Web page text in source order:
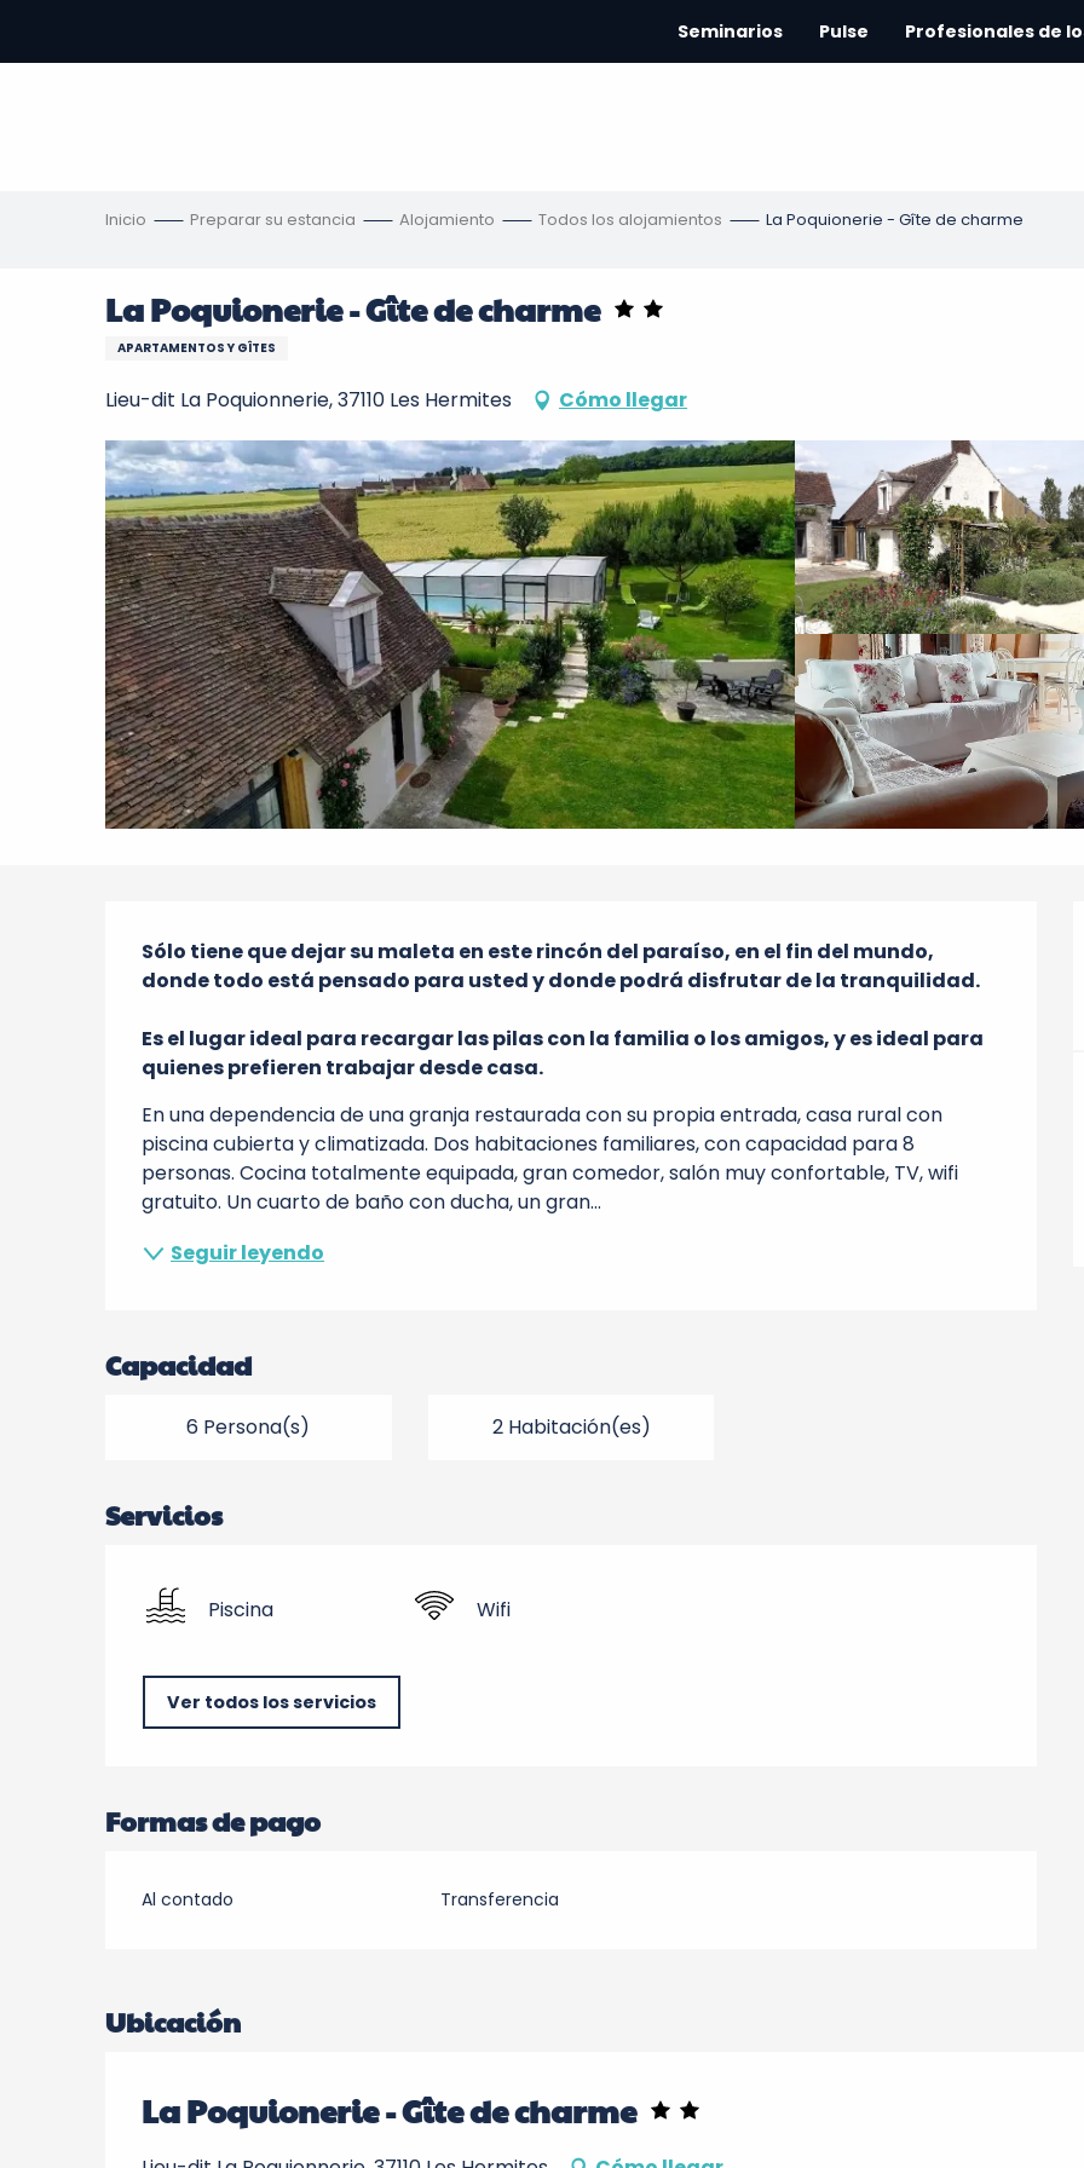
contenu
Seminarios Pulse Profesionales de
Inicio Preparar su estancia Alojamiento Todos los alojamientos La Poquionerie - Gîte de charme
La Poquionerie - Gîte de charme
APARTAMENTOS Y GÎTES
Lieu-dit La Poquionnerie, 37110 Les Hermites Cómo llegar
Descripción
Sólo tiene que dejar su maleta en este rincón del paraíso, en el fin del mundo,
donde todo está pensado para usted y donde podrá disfrutar de la tranquilidad.
Es el lugar ideal para recargar las pilas con la familia o los amigos, y es ideal para
quienes prefieren trabajar desde casa.
En una dependencia de una granja restaurada con su propia entrada, casa rural con
piscina cubierta y climatizada. Dos habitaciones familiares, con capacidad para 8
personas. Cocina totalmente equipada, gran comedor, salón muy confortable, TV, wifi
gratuito. Un cuarto de baño con ducha, un gran...
Seguir leyendo
Capacidad
6 Persona(s) 2 Habitación(es)
Servicios
Piscina Wifi
Ver todos los servicios
Formas de pago
Al contado Transferencia
Ubicación
La Poquionerie - Gîte de charme